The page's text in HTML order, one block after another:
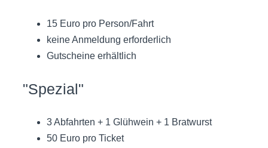
15 Euro pro Person/Fahrt
keine Anmeldung erforderlich
Gutscheine erhältlich
"Spezial"
3 Abfahrten + 1 Glühwein + 1 Bratwurst
50 Euro pro Ticket